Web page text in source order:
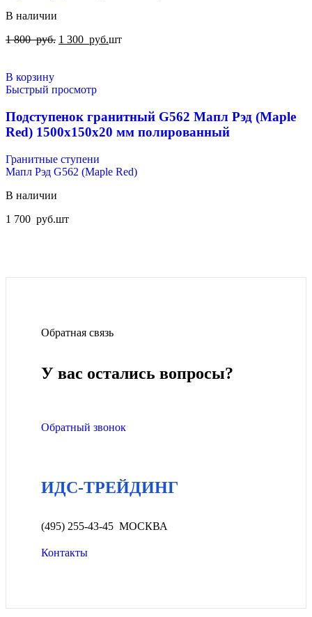
В наличии
1 800руб. 1 300 руб.шт
В корзину
Быстрый просмотр
Подступенок гранитный G562 Мапл Рэд (Maple
Red) 1500x150x20 мм полированный
Гранитные ступени
Мапл Рэд G562 (Maple Red)
В наличии
1 700 руб.шт
Обратная связь
У вас остались вопросы?
Обратный звонок
ИДС-ТРЕЙДИНГ
(495) 255-43-45 МОСКВА
Контакты